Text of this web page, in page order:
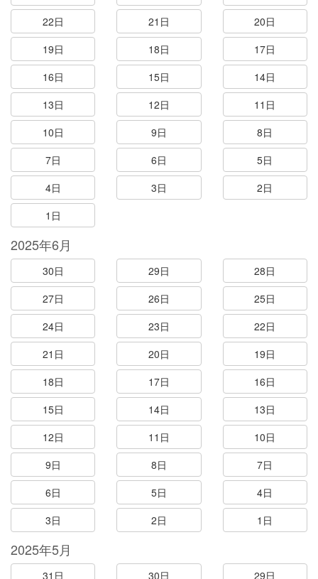
22日
21日
20日
19日
18日
17日
16日
15日
14日
13日
12日
11日
10日
9日
8日
7日
6日
5日
4日
3日
2日
1日
2025年6月
30日 29日
28日
27日
26日
25日
24日
23日
22日
21日
20日
19日
18日
17日
16日
15日
14日
13日
12日
11日
10日
9日
8日
7日
6日
5日
4日
3日
2日 1日
2025年5月
31日 30日 29日